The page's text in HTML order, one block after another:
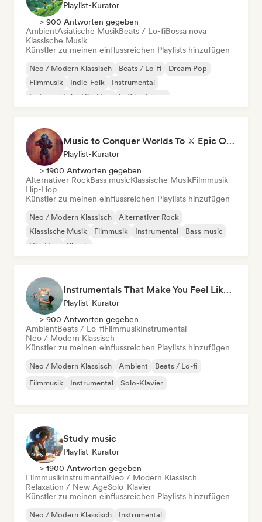
Playlist-Kurator
> 900 Antworten gegeben
AmbientAsiatische MusikBeats / Lo-fiBossa nova
Klassische Musik
Künstler zu meinen einflussreichen Playlists hinzufügen
Neo / Modern Klassisch Beats / Lo-fi
Dream Pop
Filmmusik
Indie-Folk
Instrumental
Instrumentaler Hip-Hop
Lofi bedroom
Music to Conquer Worlds To ⚔️ Epic Orchestral, Cinematic & Trailer Music
Playlist-Kurator
> 1900 Antworten gegeben
Alternativer RockBass musicKlassische MusikFilmmusik
Hip-Hop
Künstler zu meinen einflussreichen Playlists hinzufügen
Neo / Modern Klassisch
Alternativer Rock
Klassische Musik
Filmmusik Instrumental
Bass music
Hip-Hop
Phonk
Instrumentals That Make You Feel Like Floating
Playlist-Kurator
> 900 Antworten gegeben
AmbientBeats / Lo-fiFilmmusikInstrumental
Neo / Modern Klassisch
Künstler zu meinen einflussreichen Playlists hinzufügen
Neo / Modern Klassisch Ambient
Beats / Lo-fi
Filmmusik
Instrumental Solo-Klavier
Study music
Playlist-Kurator
> 1900 Antworten gegeben
FilmmusikInstrumentalNeo / Modern Klassisch
Relaxation / New AgeSolo-Klavier
Künstler zu meinen einflussreichen Playlists hinzufügen
Neo / Modern Klassisch Instrumental